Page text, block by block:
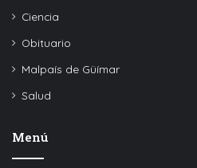
Ciencia
Obituario
Malpaís de Güímar
Salud
Menú